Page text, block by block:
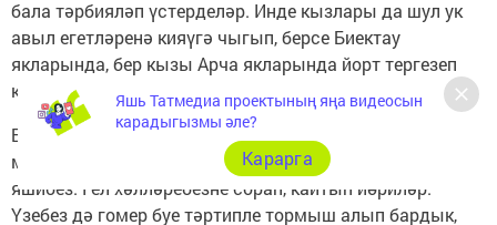
бала тәрбияләп үстерделәр. Инде кызлары да шул ук
авыл егетләренә кияүгә чыгып, берсе Биектау
якларында, бер кызы Арча якларында йорт тергезеп
киләләр.
Безнең балаларыбызда, оныкларыбызда бик
миһербанлы, тәртипле булдылар. Шуларга сөенеп
яшибез. Гел хәлләребезне сорап, кайтып йөриләр.
Үзебез дә гомер буе тәртипле тормыш алып бардык,
Яшь Татмедиа проектының яңа видеосын
карадыгызмы әле?
Карарга